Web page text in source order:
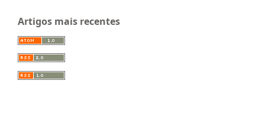
Artigos mais recentes